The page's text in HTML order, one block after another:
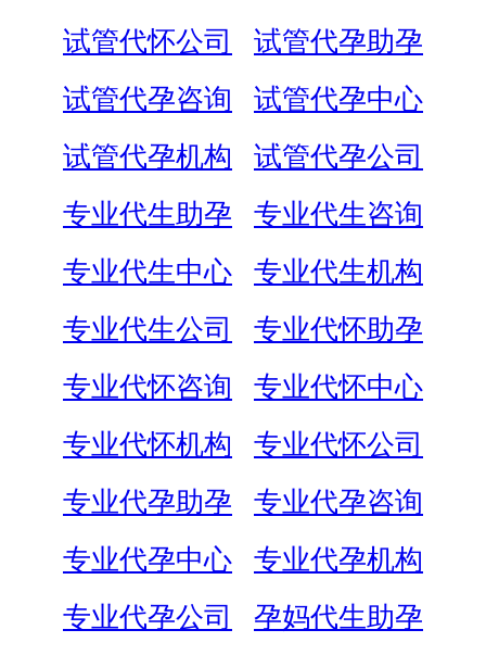
试管代怀公司
试管代孕助孕
试管代孕咨询
试管代孕中心
试管代孕机构
试管代孕公司
专业代生助孕
专业代生咨询
专业代生中心
专业代生机构
专业代生公司
专业代怀助孕
专业代怀咨询
专业代怀中心
专业代怀机构
专业代怀公司
专业代孕助孕
专业代孕咨询
专业代孕中心
专业代孕机构
专业代孕公司
孕妈代生助孕